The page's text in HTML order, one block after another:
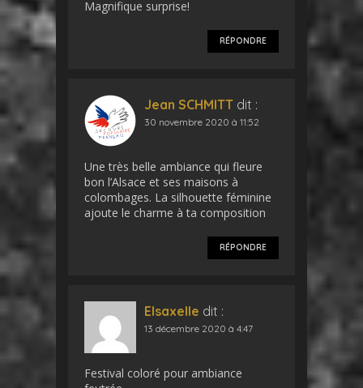
Magnifique surprise!
RÉPONDRE
Jean SCHMITT dit :
30 novembre 2020 à 11:52
Une très belle ambiance qui fleure
bon l’Alsace et ses maisons à
colombages. La silhouette féminine
ajoute le charme à ta composition
RÉPONDRE
Elsaxelle dit :
13 décembre 2020 à 4:47
Festival coloré pour ambiance